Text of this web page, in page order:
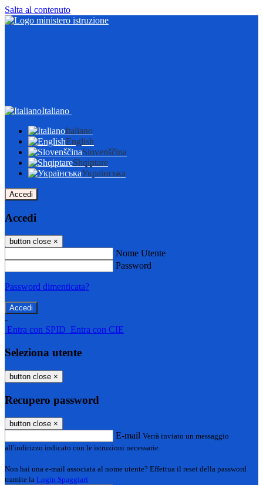
Salta al contenuto
Italiano
Italiano
English
Slovenščina
Shqiptare
Українська
Accedi
Accedi
button close ×
Nome Utente
Password
Password dimenticata?
-
Entra con SPID Entra con CIE
Seleziona utente
button close ×
Recupero password
button close ×
E-mail Verrà inviato un messaggio
all'indirizzo indicato con le istruzioni necessarie.
Non hai una e-mail associata al nome utente? Effettua il reset della password
tramite la Login Spaggiari